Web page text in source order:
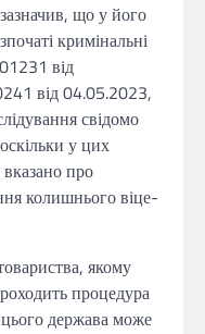
що у його
кримінальні
від
від 04.05.2023,
свідомо
у цих
про
колишнього віце-
якому
процедура
держава може